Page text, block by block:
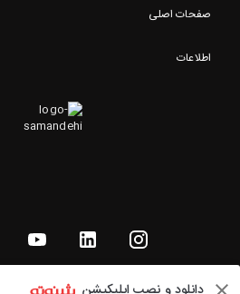
صفحات اصلی
اطلاعات
تمامی حقوق این وبسایت